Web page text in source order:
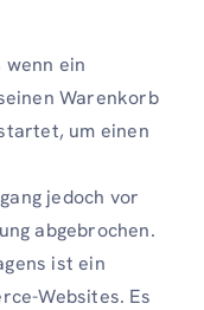
ein
Warenkorb
um einen
jedoch vor
abgebrochen.
ist ein
Websites. Es